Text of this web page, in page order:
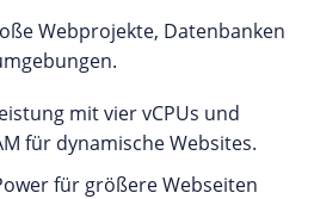
Webprojekte, Datenbanken
mit vier vCPUs und
für dynamische Websites.
für größere Webseiten